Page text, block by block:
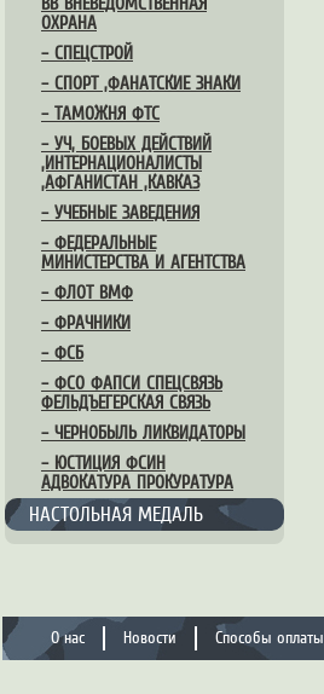
ОХРАНА
– СПЕЦСТРОЙ
– СПОРТ ,ФАНАТСКИЕ ЗНАКИ
– ТАМОЖНЯ ФТС
– УЧ, БОЕВЫХ ДЕЙСТВИЙ
,ИНТЕРНАЦИОНАЛИСТЫ
,АФГАНИСТАН ,КАВКАЗ
– УЧЕБНЫЕ ЗАВЕДЕНИЯ
– ФЕДЕРАЛЬНЫЕ
МИНИСТЕРСТВА И АГЕНТСТВА
– ФЛОТ ВМФ
– ФРАЧНИКИ
– ФСБ
– ФСО ФАПСИ СПЕЦСВЯЗЬ
ФЕЛЬДЪЕГЕРСКАЯ СВЯЗЬ
– ЧЕРНОБЫЛЬ ЛИКВИДАТОРЫ
– ЮСТИЦИЯ ФСИН
АДВОКАТУРА ПРОКУРАТУРА
НАСТОЛЬНАЯ МЕДАЛЬ
О нас Новости Способы оплаты